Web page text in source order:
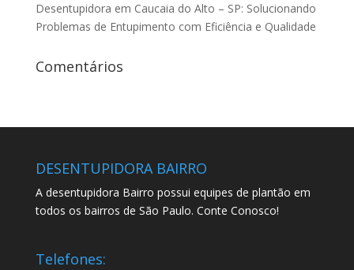
Desentupidora em Caucaia do Alto – SP: Solucionando
Problemas de Entupimento com Eficiência e Qualidade
Comentários
DESENTUPIDORA BAIRRO
A desentupidora Bairro possui equipes de plantão em
todos os bairros de São Paulo. Conte Conosco!
Telefones: